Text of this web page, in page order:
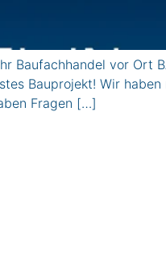
Baufachhandel vor Ort
Bauprojekt! Wir
Fragen […]